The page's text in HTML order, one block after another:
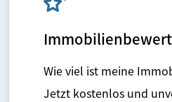
Wie viel ist meine
Jetzt kostenlos und